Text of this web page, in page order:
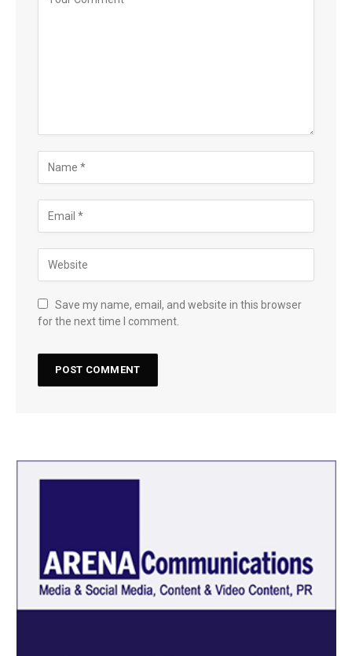
Save my name, email, and website in this browser
for the next time I comment.